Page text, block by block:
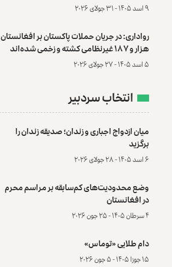
۹ اسد ۱۴۰۵ - ۳۱ جولای ۲۰۲۶
رواداری: در جریان حملات پاکستان بر افغانستان
هزار و ۱۸۷ غیرنظامی کشته و زخمی شده‌اند
۵ اسد ۱۴۰۵ - ۲۷ جولای ۲۰۲۶
انتخاب سردبیر
میان ازدواج اجباری و زندان؛ صدیقه زندان را
برگزید
۶ اسد ۱۴۰۵ - ۲۸ جولای ۲۰۲۶
وضع محدودیت‌های کم‌سابقه بر مراسم محرم
در افغانستان
۴ سرطان ۱۴۰۵ - ۲۵ جون ۲۰۲۶
دام طلایی «توماس»
۱۵ جوزا ۱۴۰۵ - ۵ جون ۲۰۲۶